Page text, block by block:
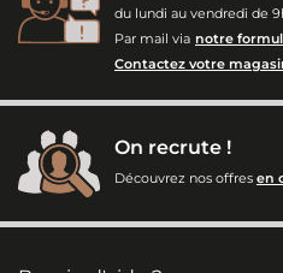
du lundi au vendredi de
Par mail via notre
Contactez votre
On recrute !
Découvrez nos offres en